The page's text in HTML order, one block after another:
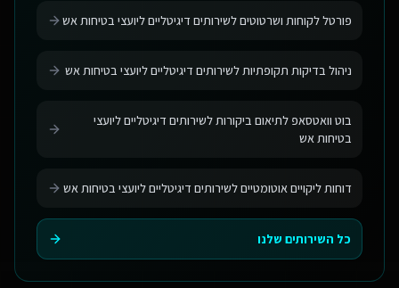
פורטל לקוחות ושרטוטים לשירותים דיגיטליים ליועצי בטיחות אש
ניהול בדיקות תקופתיות לשירותים דיגיטליים ליועצי בטיחות אש
בוט וואטסאפ לתיאום ביקורות לשירותים דיגיטליים ליועצי
בטיחות אש
דוחות ליקויים אוטומטיים לשירותים דיגיטליים ליועצי בטיחות אש
כל השירותים שלנו